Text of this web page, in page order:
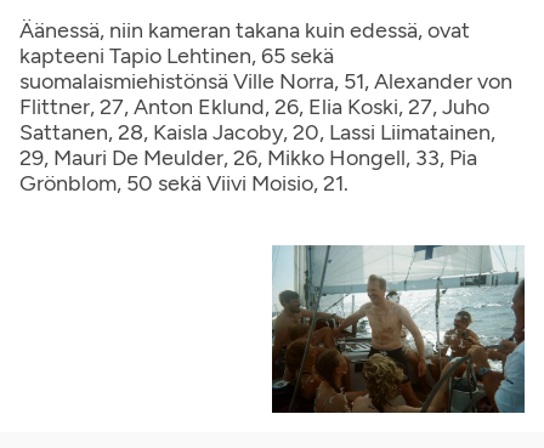
Äänessä, niin kameran takana kuin edessä, ovat
kapteeni Tapio Lehtinen, 65 sekä
suomalaismiehistönsä Ville Norra, 51, Alexander von
Flittner, 27, Anton Eklund, 26, Elia Koski, 27, Juho
Sattanen, 28, Kaisla Jacoby, 20, Lassi Liimatainen,
29, Mauri De Meulder, 26, Mikko Hongell, 33, Pia
Grönblom, 50 sekä Viivi Moisio, 21.